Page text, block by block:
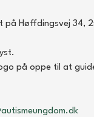
Høffdingsvej 34,
på oppe til at